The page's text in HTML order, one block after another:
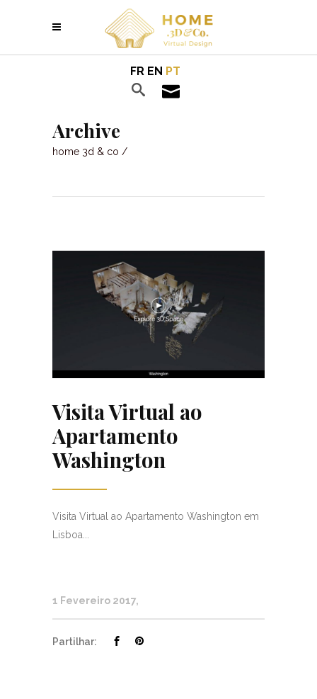
FR EN PT
Archive
home 3d & co /
Visita Virtual ao
Apartamento
Washington
Visita Virtual ao Apartamento Washington em
Lisboa...
1 Fevereiro 2017
Partilhar: